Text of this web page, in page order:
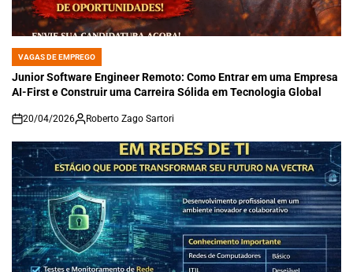
POSTED
IN
VAGAS DE EMPREGO
Junior Software Engineer Remoto: Como Entrar em uma Empresa
AI-First e Construir uma Carreira Sólida em Tecnologia Global
on
20/04/2026 Roberto Zago Sartori